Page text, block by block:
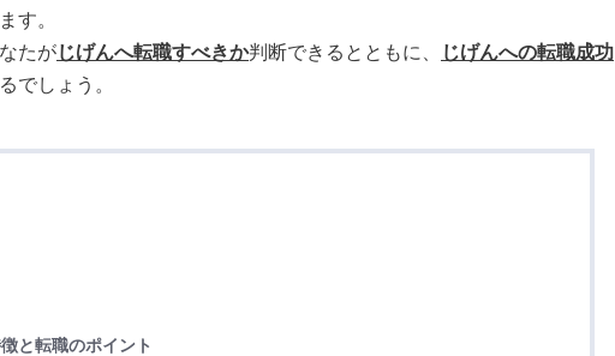
す。
たがじげんへ転職すべきか判断できるとともに、
じげんへの転職成功
でしょう。
と転職のポイント